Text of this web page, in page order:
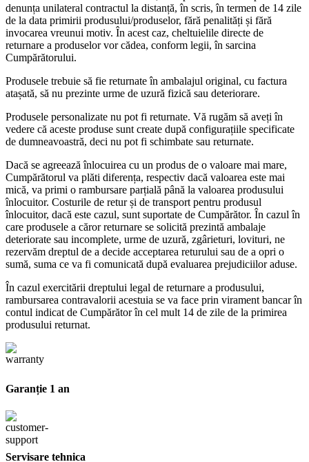
denunța unilateral contractul la distanță, în scris, în termen de 14 zile
de la data primirii produsului/produselor, fără penalități și fără
invocarea vreunui motiv. În acest caz, cheltuielile directe de
returnare a produselor vor cădea, conform legii, în sarcina
Cumpărătorului.
Produsele trebuie să fie returnate în ambalajul original, cu factura
atașată, să nu prezinte urme de uzură fizică sau deteriorare.
Produsele personalizate nu pot fi returnate. Vă rugăm să aveți în
vedere că aceste produse sunt create după configurațiile specificate
de dumneavoastră, deci nu pot fi schimbate sau returnate.
Dacă se agreează înlocuirea cu un produs de o valoare mai mare,
Cumpărătorul va plăti diferența, respectiv dacă valoarea este mai
mică, va primi o rambursare parțială până la valoarea produsului
înlocuitor. Costurile de retur și de transport pentru produsul
înlocuitor, dacă este cazul, sunt suportate de Cumpărător. În cazul în
care produsele a căror returnare se solicită prezintă ambalaje
deteriorate sau incomplete, urme de uzură, zgârieturi, lovituri, ne
rezervăm dreptul de a decide acceptarea returului sau de a opri o
sumă, suma ce va fi comunicată după evaluarea prejudiciilor aduse.
În cazul exercitării dreptului legal de returnare a produsului,
rambursarea contravalorii acestuia se va face prin virament bancar în
contul indicat de Cumpărător în cel mult 14 de zile de la primirea
produsului returnat.
Garanție 1 an
Servisare tehnica